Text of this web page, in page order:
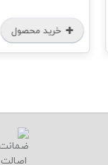
خرید محصول